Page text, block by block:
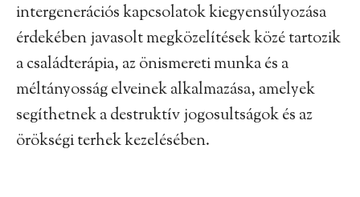
intergenerációs kapcsolatok kiegyensúlyozása
érdekében javasolt megközelítések közé tartozik
a családterápia, az önismereti munka és a
méltányosság elveinek alkalmazása, amelyek
segíthetnek a destruktív jogosultságok és az
örökségi terhek kezelésében.